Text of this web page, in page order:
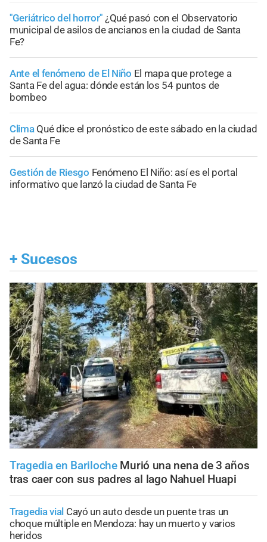
"Geriátrico del horror" ¿Qué pasó con el Observatorio
municipal de asilos de ancianos en la ciudad de Santa
Fe?
Ante el fenómeno de El Niño El mapa que protege a
Santa Fe del agua: dónde están los 54 puntos de
bombeo
Clima Qué dice el pronóstico de este sábado en la ciudad
de Santa Fe
Gestión de Riesgo Fenómeno El Niño: así es el portal
informativo que lanzó la ciudad de Santa Fe
+ Sucesos
Tragedia en Bariloche Murió una nena de 3 años
tras caer con sus padres al lago Nahuel Huapi
Tragedia vial Cayó un auto desde un puente tras un
choque múltiple en Mendoza: hay un muerto y varios
heridos